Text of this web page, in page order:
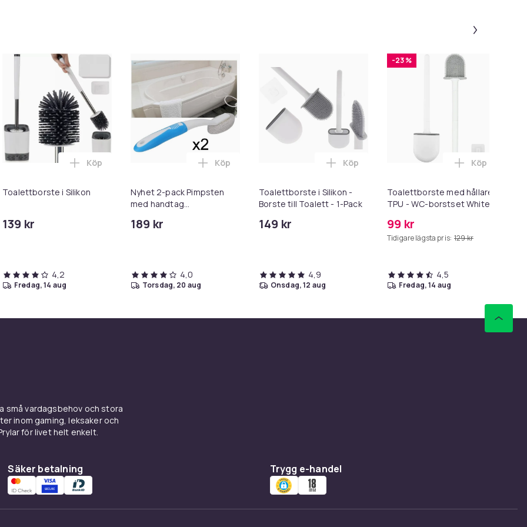
Toalettrengöring - Rengöring i varukorgenmed Pimpsten, Pimpsten Toalettborste i varukorgen
Toalettborste i Silikon
139 kr
Lägg till Toalettborste i Silikon i varukorgen
Köp
4,2
fredag, 14 aug
Nyhet 2-pack Pimpsten
med handtag
toalettborste
189 kr
Lägg till Nyhet 2-pack Pimpsten med handtag toalettborste Pimpsten
Köp
4,0
torsdag, 20 aug
Toalettborste i Silikon -
Borste till Toalett - 1-Pack
149 kr
Lägg till Toalettborste i Silikon - Borste till
Köp
4,9
onsdag, 12 aug
-23 %
Toalettborste med hållare
TPU - WC-borstset White
99 kr
Tidigare lägsta pris: 129 kr
Lägg till
Köp
4,5
fredag, 14 aug
små vardagsbehov och stora
inom gaming, leksaker och
för livet helt enkelt.
Säker betalning Trygg e-handel